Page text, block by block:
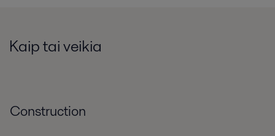
Kaip tai veikia
Construction